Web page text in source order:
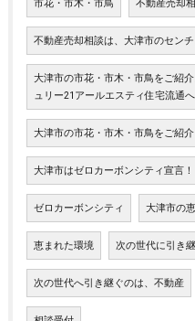
市花・市木・市鳥 不動産売却
不動産売却相談は、大津市のセンチ
大津市の市花・市木・市鳥をご紹
ュリー21アールエスティ住宅流通へ
大津市の市花・市木・市鳥をご紹介
大津市はゼロカーボンシティ宣言！
ゼロカーボンシティ 大津市の
恵まれた環境 次の世代に引き
次の世代へ引き継ぐのは、不動産